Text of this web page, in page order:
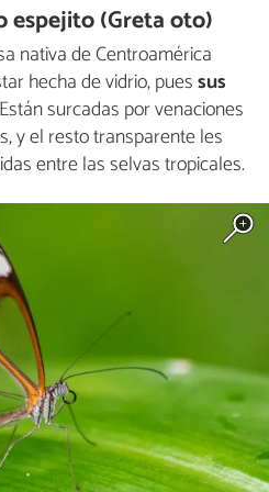
espejito (Greta oto)
nativa de Centroamérica
hecha de vidrio, puessus
surcadas por venaciones
y el resto transparente les
entre las selvas tropicales.